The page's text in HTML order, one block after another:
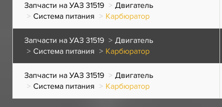
Запчасти на УАЗ 31519
Двигатель
Система питания
Карбюратор
Запчасти на УАЗ 31519
Двигатель
Система питания
Карбюратор
Запчасти на УАЗ 31519
Двигатель
Система питания
Карбюратор